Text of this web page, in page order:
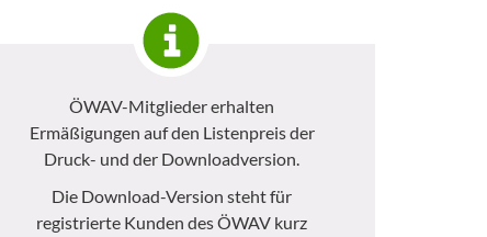
ÖWAV-Mitglieder erhalten
Ermäßigungen auf den Listenpreis der
Druck- und der Downloadversion.
Die Download-Version steht für
registrierte Kunden des ÖWAV kurz